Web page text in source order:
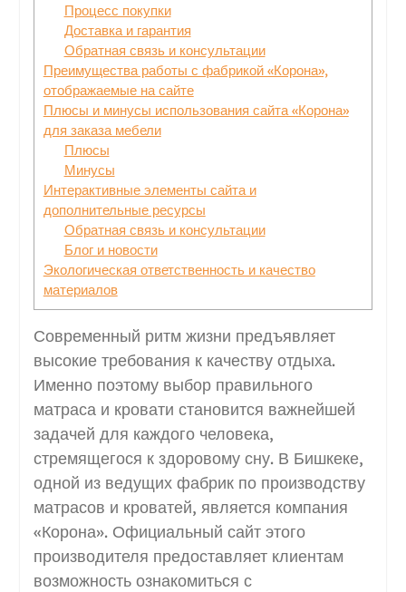
Процесс покупки
Доставка и гарантия
Обратная связь и консультации
Преимущества работы с фабрикой «Корона»,
отображаемые на сайте
Плюсы и минусы использования сайта «Корона»
для заказа мебели
Плюсы
Минусы
Интерактивные элементы сайта и
дополнительные ресурсы
Обратная связь и консультации
Блог и новости
Экологическая ответственность и качество
материалов
Современный ритм жизни предъявляет
высокие требования к качеству отдыха.
Именно поэтому выбор правильного
матраса и кровати становится важнейшей
задачей для каждого человека,
стремящегося к здоровому сну. В Бишкеке,
одной из ведущих фабрик по производству
матрасов и кроватей, является компания
«Корона». Официальный сайт этого
производителя предоставляет клиентам
возможность ознакомиться с